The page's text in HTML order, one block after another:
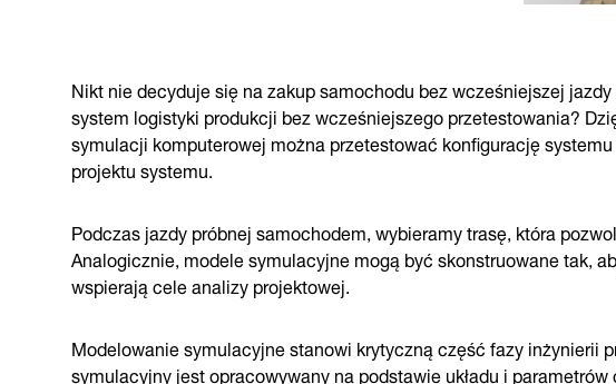
Nikt nie decyduje się na zakup samochodu bez wcześniejszej
system logistyki produkcji bez wcześniejszego przetestowania?
symulacji komputerowej można przetestować konfigurację
projektu systemu.
Podczas jazdy próbnej samochodem, wybieramy trasę, która
Analogicznie, modele symulacyjne mogą być skonstruowane tak,
wspierają cele analizy projektowej.
Modelowanie symulacyjne stanowi krytyczną część fazy inżynierii
symulacyjny jest opracowywany na podstawie układu i